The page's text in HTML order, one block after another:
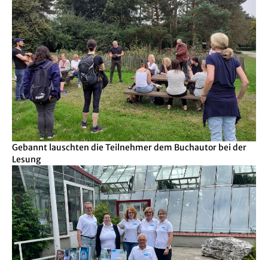
Gebannt lauschten die Teilnehmer dem Buchautor bei der
Lesung